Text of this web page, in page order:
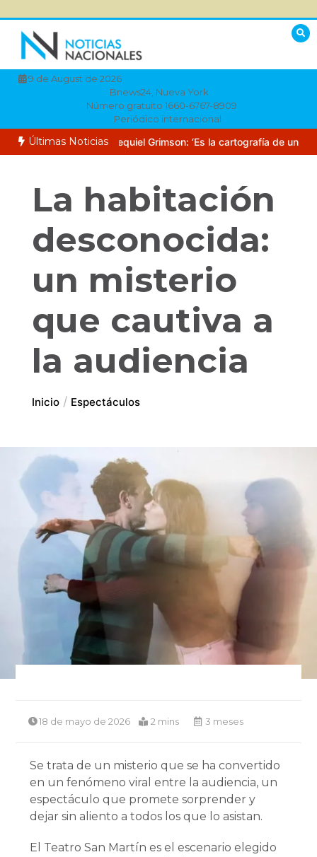
contenido
9 de August de 2026
Bnews24, Nueva York
Número gratuito 1660-6767-8909
Periódico internacional
Últimas Noticias
de Netflix Ezequiel Grimson: ‘Es la cartografía de una huida’
La habitación
desconocida:
un misterio
que cautiva a
la audiencia
Inicio Espectáculos
18 de mayo de 2026 2 mins 3 meses
Se trata de un misterio que se ha convertido
en un fenómeno viral entre la audiencia, un
espectáculo que promete sorprender y
dejar sin aliento a todos los que lo asistan.
El Teatro San Martín es el escenario elegido